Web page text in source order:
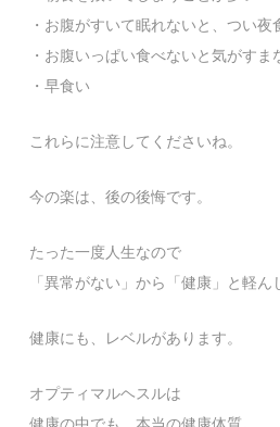
・お腹がすいて眠れないと、つい夜
・お腹いっぱい食べないと気がすま
・早食い
これらに注意してくださいね。
今の楽は、後の後悔です。
たった一度人生なので
「異常がない」から「健康」と軽ん
健康にも、レベルがあります。
オプティマルヘスルは